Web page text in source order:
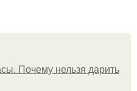
Почему нельзя дарить